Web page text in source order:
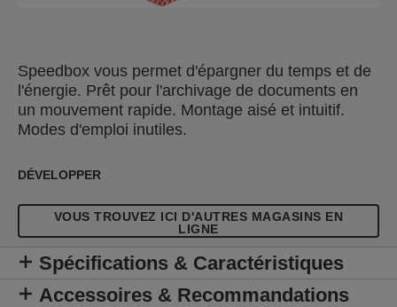
Speedbox vous permet d'épargner du temps et de
l'énergie. Prêt pour l'archivage de documents en
un mouvement rapide. Montage aisé et intuitif.
Modes d'emploi inutiles.
DÉVELOPPER
VOUS TROUVEZ ICI D'AUTRES MAGASINS EN
LIGNE
Spécifications & Caractéristiques
Accessoires & Recommandations